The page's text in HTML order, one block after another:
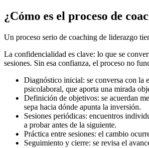
¿Cómo es el proceso de
Un proceso serio de coaching de liderazgo
La confidencialidad es clave: lo que se
sesiones. Sin esa confianza, el proceso no
Diagnóstico inicial: se conversa con la
psicolaboral, que aporta una mirada
Definición de objetivos: se acuerdan
sepa hacia dónde apunta la inversión.
Sesiones periódicas: encuentros
a probar antes de la siguiente.
Práctica entre sesiones: el cambio
Seguimiento y cierre: se revisa el